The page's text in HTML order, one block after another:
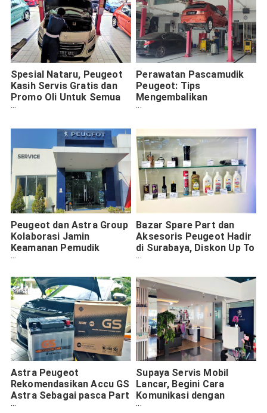
Spesial Nataru, Peugeot
Kasih Servis Gratis dan
Promo Oli Untuk Semua
Line-up Mobilnya
Perawatan Pascamudik
Peugeot: Tips
Mengembalikan
Kebugaran Mobil Setelah
Peugeot dan Astra Group
Kolaborasi Jamin
Keamanan Pemudik
Lebaran 2025
Bazar Spare Part dan
Aksesoris Peugeot Hadir
di Surabaya, Diskon Up To
50%
Astra Peugeot
Rekomendasikan Accu GS
Astra Sebagai pasca Part
Bawaan
Supaya Servis Mobil
Lancar, Begini Cara
Komunikasi dengan
Service Advisor Peugeot